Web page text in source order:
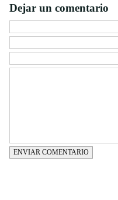
Dejar un comentario
ENVIAR COMENTARIO